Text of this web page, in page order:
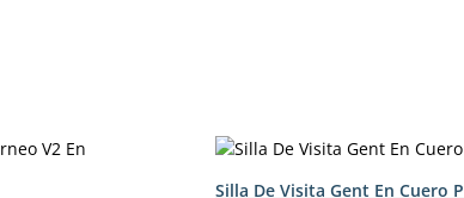
Silla De Visita Gent En Cuero